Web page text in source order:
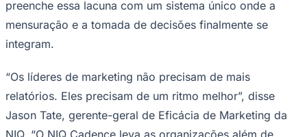
Nativo de IA composta desde a sua concepção, o NIQ
Cadence vai além de agentes de propósito único.
pelo NIQ Optiq, trabalha em equipe para apresentar
recomendações personalizadas e prontas para a tomada
de decisões. O sistema reúne insights derivados dos